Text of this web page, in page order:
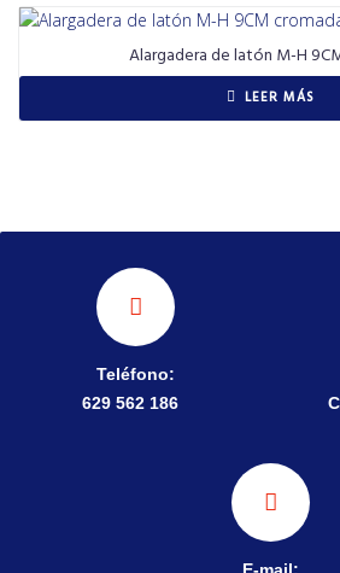
Alargadera de latón M-H
LEER MÁS
Teléfono:
629 562 186